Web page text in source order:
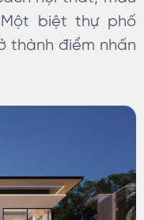
biệt thự phố
thành điểm nhấn